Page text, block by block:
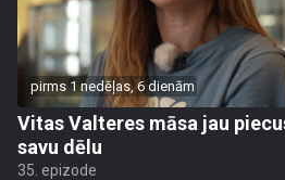
pirms 1 nedēļas, 6 dienām
Vitas Valteres māsa jau
savu dēlu
35. epizode